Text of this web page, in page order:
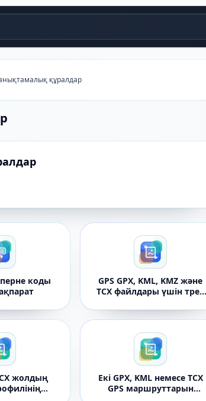
құралдар
коды
GPS GPX, KML, KMZ және
TCX файлдары үшін трек
жолдың
Екі GPX, KML немесе TCX
GPS маршруттарын